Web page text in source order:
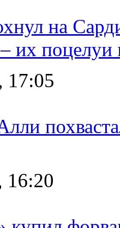
на
их поцелуи
17:05
16:20